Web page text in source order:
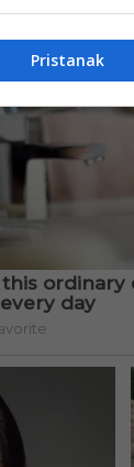
Pristanak